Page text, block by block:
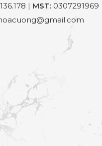
| MST: 0307291969